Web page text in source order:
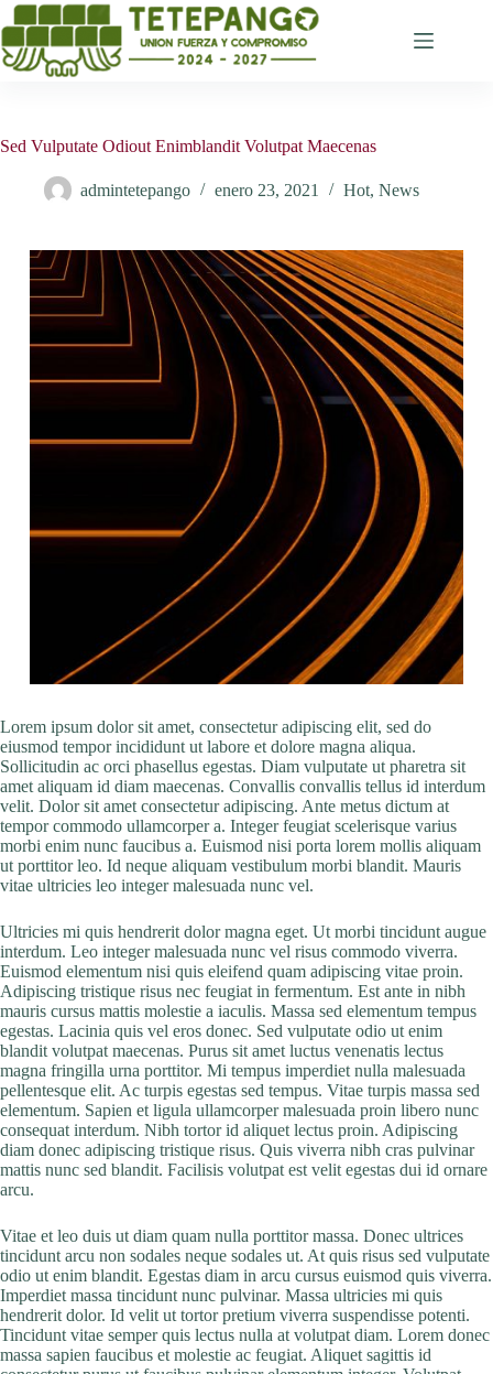
Saltar
al
contenido
Sed Vulputate Odiout Enimblandit Volutpat Maecenas
admintetepango enero 23, 2021 Hot, News
Lorem ipsum dolor sit amet, consectetur adipiscing elit, sed do
eiusmod tempor incididunt ut labore et dolore magna aliqua.
Sollicitudin ac orci phasellus egestas. Diam vulputate ut pharetra sit
amet aliquam id diam maecenas. Convallis convallis tellus id interdum
velit. Dolor sit amet consectetur adipiscing. Ante metus dictum at
tempor commodo ullamcorper a. Integer feugiat scelerisque varius
morbi enim nunc faucibus a. Euismod nisi porta lorem mollis aliquam
ut porttitor leo. Id neque aliquam vestibulum morbi blandit. Mauris
vitae ultricies leo integer malesuada nunc vel.
Ultricies mi quis hendrerit dolor magna eget. Ut morbi tincidunt augue
interdum. Leo integer malesuada nunc vel risus commodo viverra.
Euismod elementum nisi quis eleifend quam adipiscing vitae proin.
Adipiscing tristique risus nec feugiat in fermentum. Est ante in nibh
mauris cursus mattis molestie a iaculis. Massa sed elementum tempus
egestas. Lacinia quis vel eros donec. Sed vulputate odio ut enim
blandit volutpat maecenas. Purus sit amet luctus venenatis lectus
magna fringilla urna porttitor. Mi tempus imperdiet nulla malesuada
pellentesque elit. Ac turpis egestas sed tempus. Vitae turpis massa sed
elementum. Sapien et ligula ullamcorper malesuada proin libero nunc
consequat interdum. Nibh tortor id aliquet lectus proin. Adipiscing
diam donec adipiscing tristique risus. Quis viverra nibh cras pulvinar
mattis nunc sed blandit. Facilisis volutpat est velit egestas dui id ornare
arcu.
Vitae et leo duis ut diam quam nulla porttitor massa. Donec ultrices
tincidunt arcu non sodales neque sodales ut. At quis risus sed vulputate
odio ut enim blandit. Egestas diam in arcu cursus euismod quis viverra.
Imperdiet massa tincidunt nunc pulvinar. Massa ultricies mi quis
hendrerit dolor. Id velit ut tortor pretium viverra suspendisse potenti.
Tincidunt vitae semper quis lectus nulla at volutpat diam. Lorem donec
massa sapien faucibus et molestie ac feugiat. Aliquet sagittis id